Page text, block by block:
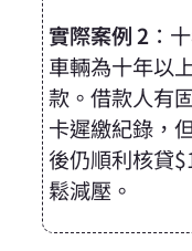
實際案例 2 ：
車輛為十年以
款。借款人有
卡遲繳紀錄，
後仍順利核貸
鬆減壓。